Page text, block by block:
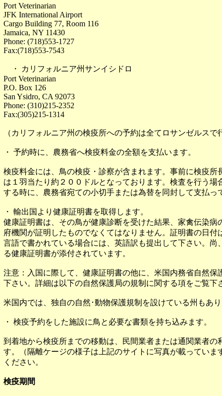
Port Veterinarian
JFK International Airport
Cargo Building 77, Room 116
Jamaica, NY 11430
Phone: (718)553-1727
Fax:(718)553-7543
・ カリフォルニア州サンイシドロ
Port Veterinarian
P.O. Box 126
San Ysidro, CA 92073
Phone: (310)215-2352
Fax:(305)215-1314
（カリフォルニア州の検疫所への予約は全てロサンゼルスで
・ 予約時に、農務省へ検疫料金の全額を支払います。
検疫料金には、鳥の検疫・診察が含まれます。事前に検疫
は１羽当たり約２００ドルとなっております。検査を行う
する時に、農務省宛ての小切手または為替を同封して支払っ
・ 輸出国より健康証明書を取得します。
健康証明書は、その鳥が健康診断を受けた結果、家禽伝染
府機関が証明したものでなくてはなりません。証明書の日
言語で書かれている場合には、英語訳も提出して下さい。尚
る健康証明書が添付されています。
注意：入国に際して、健康証明書の他に、米国内務省自然
下さい。詳細は以下の自然保護局の規制に関する項をご覧下
米国内では、独自の自然･動物保護規制を設けている州もあ
・ 検疫予約をした施設に鳥と必要な書類を持ち込みます。
到着地から検疫所までの移動は、民間業者または通関業者
す。（隔離ケージの様子は上記のサイトに写真が載ってい
ください。
検疫期間